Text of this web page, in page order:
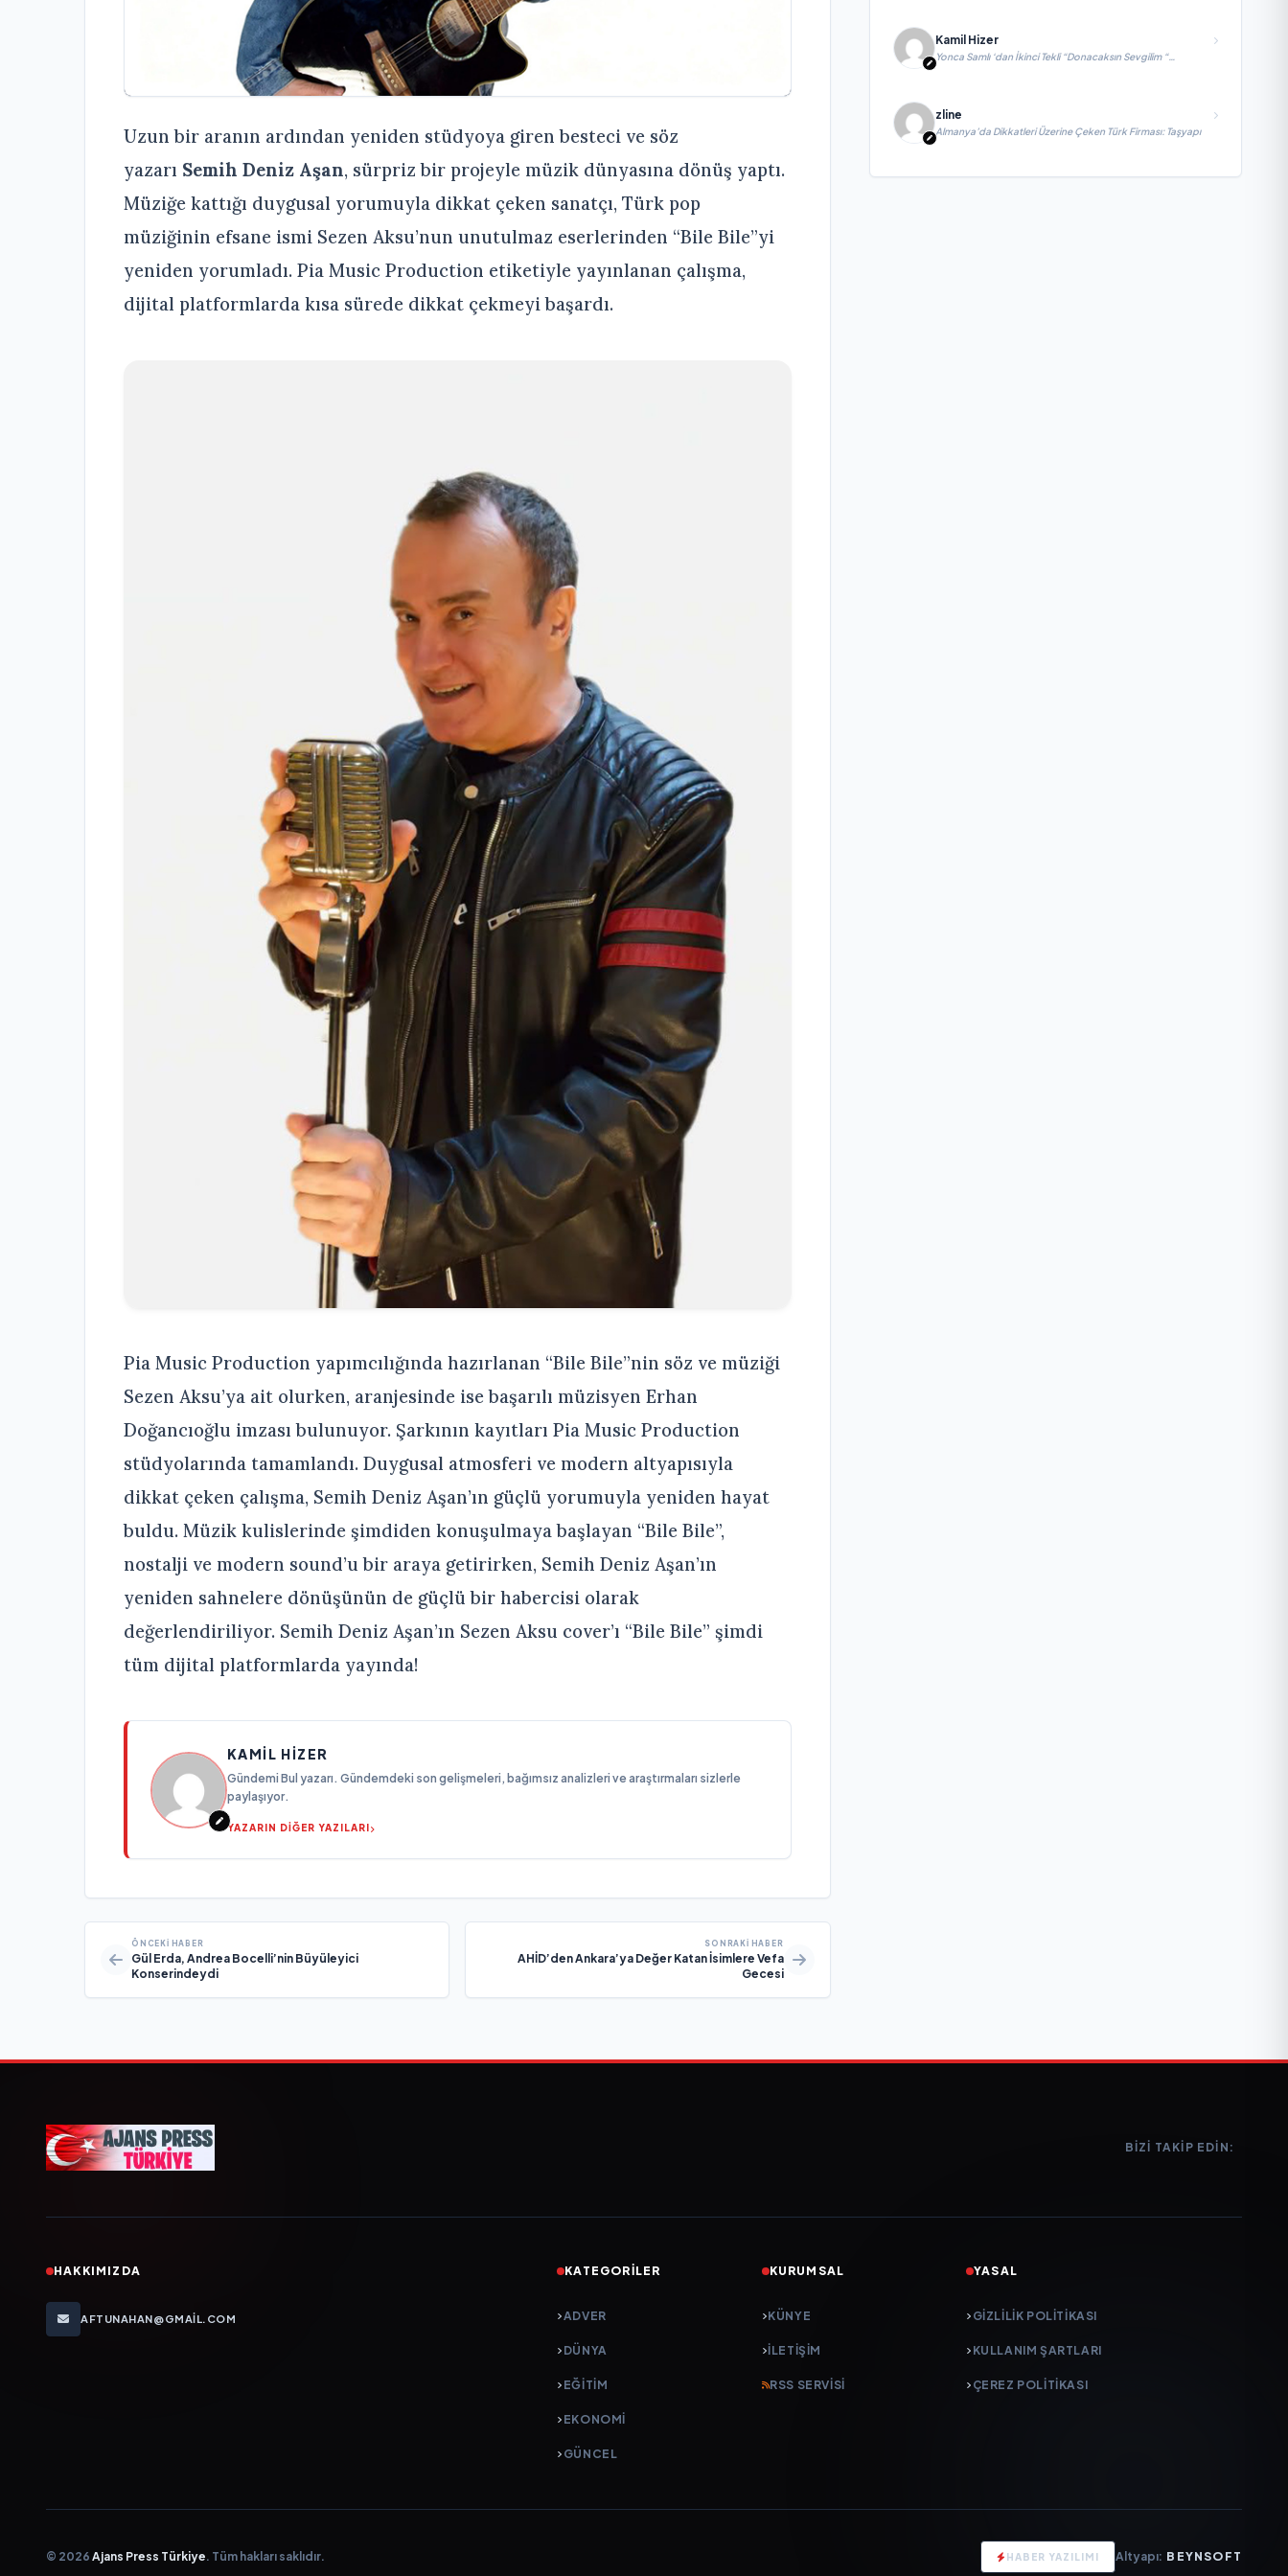
Uzun bir aranın ardından yeniden stüdyoya giren besteci ve söz
yazarı Semih Deniz Aşan, sürpriz bir projeyle müzik dünyasına dönüş yaptı.
Müziğe kattığı duygusal yorumuyla dikkat çeken sanatçı, Türk pop
müziğinin efsane ismi Sezen Aksu’nun unutulmaz eserlerinden “Bile Bile”yi
yeniden yorumladı. Pia Music Production etiketiyle yayınlanan çalışma,
dijital platformlarda kısa sürede dikkat çekmeyi başardı.
Pia Music Production yapımcılığında hazırlanan “Bile Bile”nin söz ve müziği
Sezen Aksu’ya ait olurken, aranjesinde ise başarılı müzisyen Erhan
Doğancıoğlu imzası bulunuyor. Şarkının kayıtları Pia Music Production
stüdyolarında tamamlandı. Duygusal atmosferi ve modern altyapısıyla
dikkat çeken çalışma, Semih Deniz Aşan’ın güçlü yorumuyla yeniden hayat
buldu. Müzik kulislerinde şimdiden konuşulmaya başlayan “Bile Bile”,
nostalji ve modern sound’u bir araya getirirken, Semih Deniz Aşan’ın
yeniden sahnelere dönüşünün de güçlü bir habercisi olarak
değerlendiriliyor. Semih Deniz Aşan’ın Sezen Aksu cover’ı “Bile Bile” şimdi
tüm dijital platformlarda yayında!
KAMIL HIZER
Gündemi Bul yazarı. Gündemdeki son gelişmeleri, bağımsız analizleri ve araştırmaları sizlerle
paylaşıyor.
YAZARIN DİĞER YAZILARI
ÖNCEKI HABER
Gül Erda, Andrea Bocelli’nin Büyüleyici
Konserindeydi
SONRAKI HABER
AHİD’den Ankara’ya Değer Katan İsimlere Vefa
Gecesi
Kamil Hizer
Yonca Samlı ‘dan İkinci Tekli “Donacaksın Sevgilim “
yayımlandı
zline
Almanya’da Dikkatleri Üzerine Çeken Türk Firması: Taşyapı
BIZI TAKIP EDIN:
HAKKIMIZDA
AFTUNAHAN@GMAIL.COM
KATEGORILER
ADVER
DÜNYA
EĞİTİM
EKONOMİ
GÜNCEL
KURUMSAL
KÜNYE
İLETIŞIM
RSS SERVISI
YASAL
GIZLILIK POLITIKASI
KULLANIM ŞARTLARI
ÇEREZ POLITIKASI
© 2026 Ajans Press Türkiye. Tüm hakları saklıdır. HABER YAZILIMI Altyapı: BEYNSOFT